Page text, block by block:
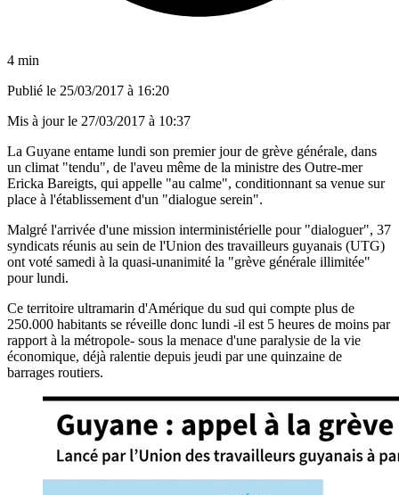
4 min
Publié le 25/03/2017 à 16:20
Mis à jour le 27/03/2017 à 10:37
La Guyane entame lundi son premier jour de grève générale, dans
un climat "tendu", de l'aveu même de la ministre des Outre-mer
Ericka Bareigts, qui appelle "au calme", conditionnant sa venue sur
place à l'établissement d'un "dialogue serein".
Malgré l'arrivée d'une mission interministérielle pour "dialoguer", 37
syndicats réunis au sein de l'Union des travailleurs guyanais (UTG)
ont voté samedi à la quasi-unanimité la "grève générale illimitée"
pour lundi.
Ce territoire ultramarin d'Amérique du sud qui compte plus de
250.000 habitants se réveille donc lundi -il est 5 heures de moins par
rapport à la métropole- sous la menace d'une paralysie de la vie
économique, déjà ralentie depuis jeudi par une quinzaine de
barrages routiers.